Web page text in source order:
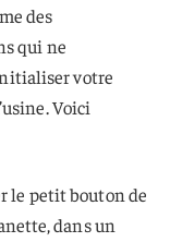
des
qui ne
votre
Voici
le petit bouton de
dans un